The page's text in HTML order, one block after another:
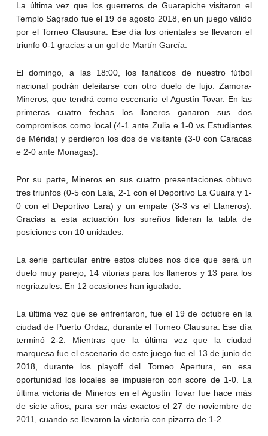
La última vez que los guerreros de Guarapiche visitaron el
Templo Sagrado fue el 19 de agosto 2018, en un juego válido
por el Torneo Clausura. Ese día los orientales se llevaron el
triunfo 0-1 gracias a un gol de Martín García.
El domingo, a las 18:00, los fanáticos de nuestro fútbol
nacional podrán deleitarse con otro duelo de lujo: Zamora-
Mineros, que tendrá como escenario el Agustín Tovar. En las
primeras cuatro fechas los llaneros ganaron sus dos
compromisos como local (4-1 ante Zulia e 1-0 vs Estudiantes
de Mérida) y perdieron los dos de visitante (3-0 con Caracas
e 2-0 ante Monagas).
Por su parte, Mineros en sus cuatro presentaciones obtuvo
tres triunfos (0-5 con Lala, 2-1 con el Deportivo La Guaira y 1-
0 con el Deportivo Lara) y un empate (3-3 vs el Llaneros).
Gracias a esta actuación los sureños lideran la tabla de
posiciones con 10 unidades.
La serie particular entre estos clubes nos dice que será un
duelo muy parejo, 14 vitorias para los llaneros y 13 para los
negriazules. En 12 ocasiones han igualado.
La última vez que se enfrentaron, fue el 19 de octubre en la
ciudad de Puerto Ordaz, durante el Torneo Clausura. Ese día
terminó 2-2. Mientras que la última vez que la ciudad
marquesa fue el escenario de este juego fue el 13 de junio de
2018, durante los playoff del Torneo Apertura, en esa
oportunidad los locales se impusieron con score de 1-0. La
última victoria de Mineros en el Agustín Tovar fue hace más
de siete años, para ser más exactos el 27 de noviembre de
2011, cuando se llevaron la victoria con pizarra de 1-2.